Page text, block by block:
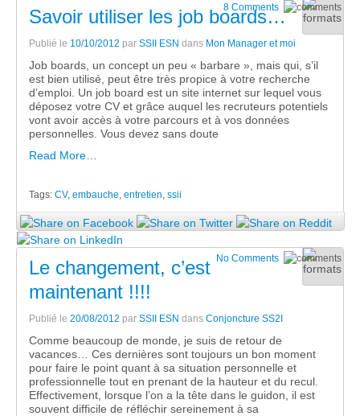
8 Comments
Savoir utiliser les job boards…
Publié le 10/10/2012 par SSII ESN dans Mon Manager et moi
Job boards, un concept un peu « barbare », mais qui, s’il
est bien utilisé, peut être très propice à votre recherche
d’emploi. Un job board est un site internet sur lequel vous
déposez votre CV et grâce auquel les recruteurs potentiels
vont avoir accès à votre parcours et à vos données
personnelles. Vous devez sans doute
Read More…
Tags: CV, embauche, entretien, ssii
No Comments
Le changement, c’est
maintenant !!!!
Publié le 20/08/2012 par SSII ESN dans Conjoncture SS2I
Comme beaucoup de monde, je suis de retour de
vacances… Ces dernières sont toujours un bon moment
pour faire le point quant à sa situation personnelle et
professionnelle tout en prenant de la hauteur et du recul.
Effectivement, lorsque l’on a la tête dans le guidon, il est
souvent difficile de réfléchir sereinement à sa